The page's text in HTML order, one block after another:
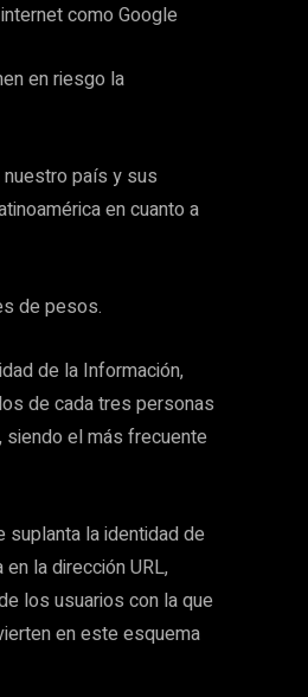
como Google
en riesgo la
país y sus
en cuanto a
de pesos.
de la Información,
de cada tres personas
el más frecuente
suplanta la identidad de
la dirección URL,
los usuarios con la que
en este esquema